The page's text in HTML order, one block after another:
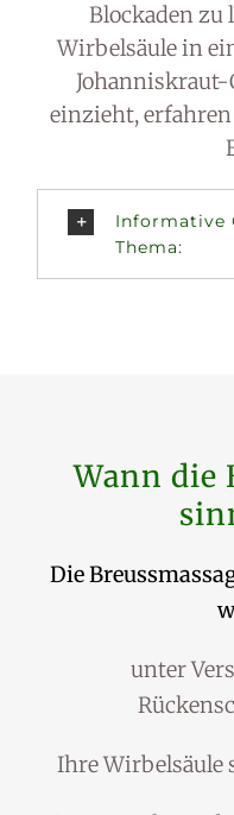
Blockaden
Wirbelsäule in
Johanniskraut-
einzieht,
Informative
Thema:
Wann die
Die
unter
Ihre Wirbelsäule